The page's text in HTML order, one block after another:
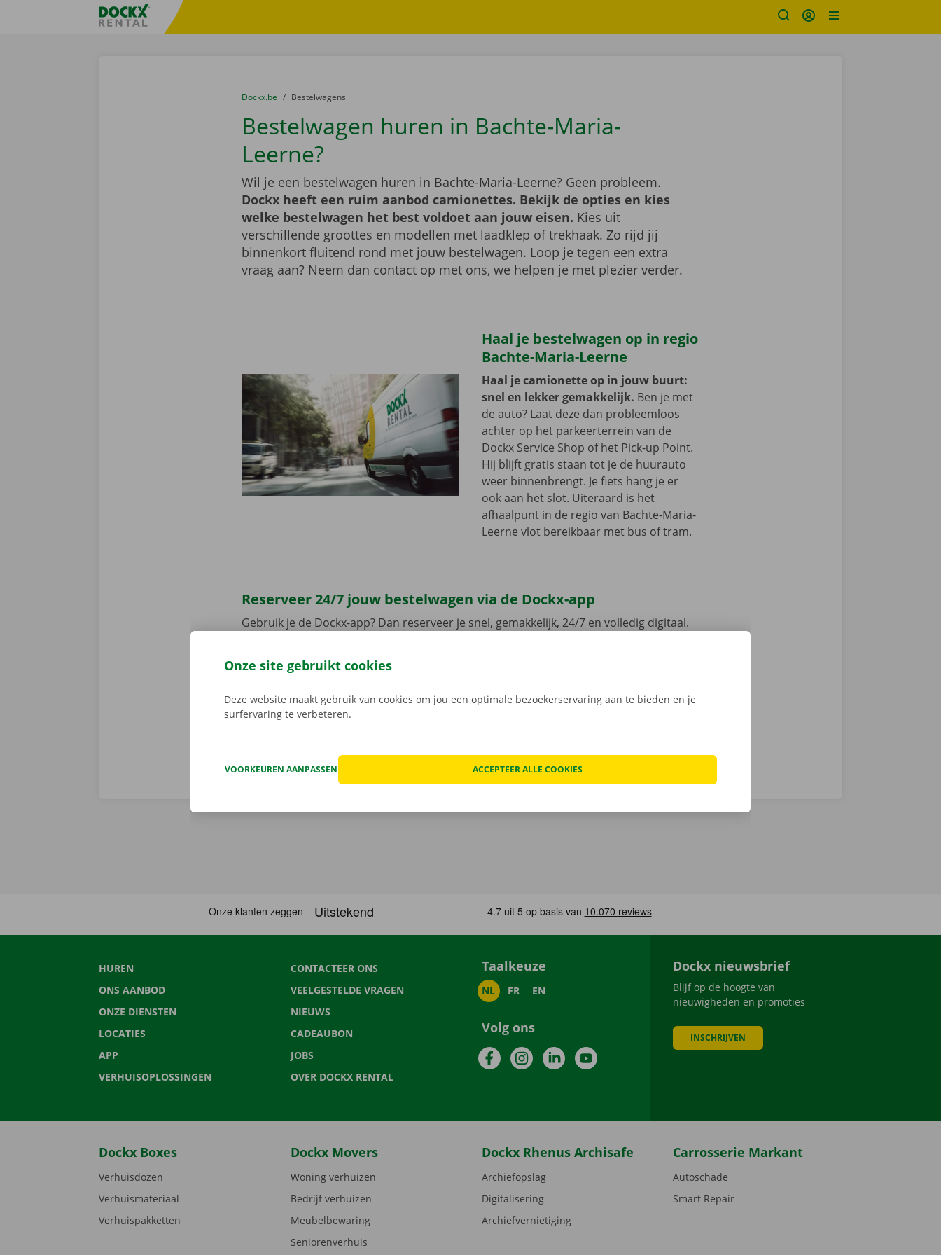
Taalselectie overslaanFratello DEMO
U bevindt zich hier:
van
Dockx.be naar
Bestelwagens
Bestelwagen huren in Bachte-Maria-
Leerne?
Wil je een bestelwagen huren in Bachte-Maria-Leerne? Geen probleem.
Dockx heeft een ruim aanbod camionettes. Bekijk de opties en kies
welke bestelwagen het best voldoet aan jouw eisen. Kies uit
verschillende groottes en modellen met laadklep of trekhaak. Zo rijd jij
binnenkort fluitend rond met jouw bestelwagen. Loop je tegen een extra
vraag aan? Neem dan contact op met ons, we helpen je met plezier verder.
Haal je bestelwagen op in regio
Bachte-Maria-Leerne
Haal je camionette op in jouw buurt:
snel en lekker gemakkelijk. Ben je met
de auto? Laat deze dan probleemloos
achter op het parkeerterrein van de
Dockx Service Shop of het Pick-up Point.
Hij blijft gratis staan tot je de huurauto
weer binnenbrengt. Je fiets hang je er
ook aan het slot. Uiteraard is het
afhaalpunt in de regio van Bachte-Maria-
Leerne vlot bereikbaar met bus of tram.
Reserveer 24/7 jouw bestelwagen via de Dockx-app
Gebruik je de Dockx-app? Dan reserveer je snel, gemakkelijk, 24/7 en volledig digitaal.
Download de gratis app voor Android via de
HUREN
ONS AANBOD
ONZE DIENSTEN
LOCATIES
APP
VERHUISOPLOSSINGEN
CONTACTEER ONS
VEELGESTELDE VRAGEN
NIEUWS
CADEAUBON
JOBS
OVER DOCKX RENTAL
Taalkeuze
NL FR EN
Volg ons
FacebookInstagramLinkedInYouTube
Dockx nieuwsbrief
Blijf op de hoogte van
nieuwigheden en promoties
INSCHRIJVEN
Dockx Boxes
Verhuisdozen
Verhuismateriaal
Verhuispakketten
Dockx Movers
Woning verhuizen
Bedrijf verhuizen
Meubelbewaring
Seniorenverhuis
Dockx Rhenus Archisafe
Archiefopslag
Digitalisering
Archiefvernietiging
Carrosserie Markant
Autoschade
Smart Repair
Onze site gebruikt cookies
Deze website maakt gebruik van cookies om jou een optimale bezoekerservaring aan te bieden en je
surfervaring te verbeteren.
VOORKEUREN AANPASSEN ACCEPTEER ALLE COOKIES